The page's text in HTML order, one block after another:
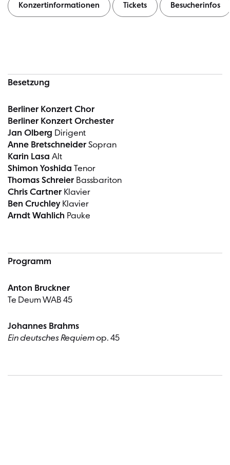
Konzertinformationen Tickets Besucherinfos
Besetzung
Berliner Konzert Chor
Berliner Konzert Orchester
Jan Olberg Dirigent
Anne Bretschneider Sopran
Karin Lasa Alt
Shimon Yoshida Tenor
Thomas Schreier Bassbariton
Chris Cartner Klavier
Ben Cruchley Klavier
Arndt Wahlich Pauke
Programm
Anton Bruckner
Te Deum WAB 45
Johannes Brahms
Ein deutsches Requiemop. 45